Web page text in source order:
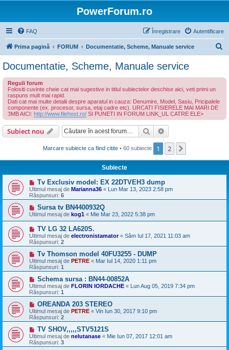
PowerForum.ro
FAQ Autentificare
Înregistrare
Prima pagină FORUM Documentatie, Scheme, Manuale service
e
Documentatie, Scheme, Manuale service
Reguli forum
Folositi cuvinte cheie cat mai sugestive in titlul subiectelor deschise aici, veti primi un
raspuns mult mai rapid.
Dati cat mai multe detalii despre aparatul in cauza: Denumire, Model, Sasiu, Pricipalele
componente (ex. procesor, sursa, etaj cadre etc). URCATI FISIERELE MAI MARI DE
3MB AICI: http://www.filehost.ro/ SI PUNETI IN FORUM LINK_UL CATRE ELE>
Subiect nou Căutare
Marcare subiecte ca fiind citite • 60 subiecte 1 2
Subiecte
Tv Exclusiv model: EX 22DTVEH3 dump
Ultimul mesaj de Marianna36 « Lun Mar 13, 2023 2:58 pm
Răspunsuri: 6
Sursa tv BN4400932Q
Ultimul mesaj de kog1 « Mie Mar 23, 2022 5:38 pm
TV LG 32 LA620S.
Ultimul mesaj de electronistamator« Sâm Iul 17, 2021 11:03 am
Răspunsuri: 2
Tv Thomson model 40FU3255 - DUMP
Ultimul mesaj de PETRE « Mar Iul 14, 2020 1:11 pm
Răspunsuri: 1
Schema sursa : BN44-00852A
Ultimul mesaj de FLORIN IORDACHE « Lun Aug 05, 2019 7:34 pm
Răspunsuri: 1
OREANDA 203 STEREO
Ultimul mesaj de PETRE « Vin Iun 30, 2017 9:10 pm
Răspunsuri: 2
TV SHOV,,,,,STV5121S
Ultimul mesaj de nelutanase « Mie Iun 07, 2017 12:01 am
Răspunsuri: 3